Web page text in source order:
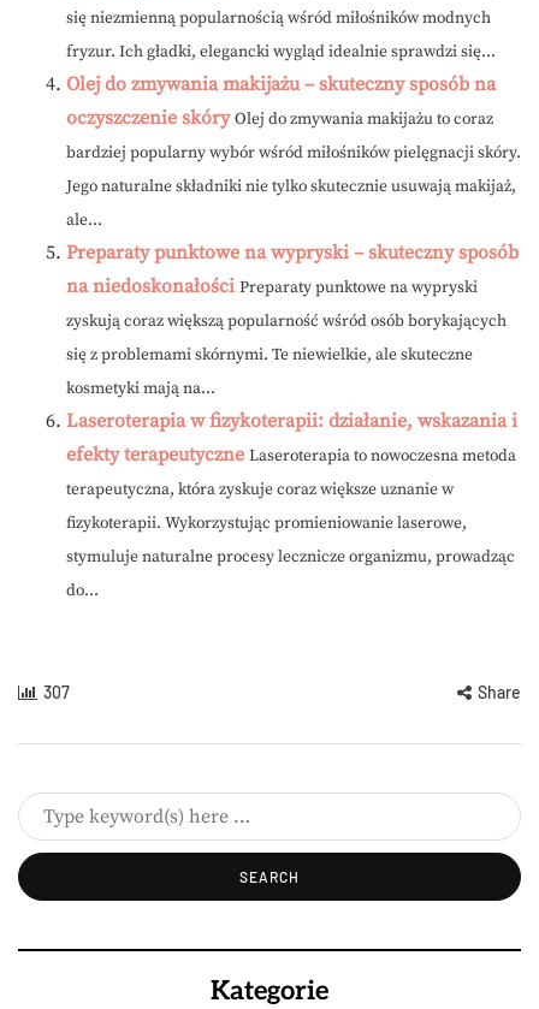
się niezmienną popularnością wśród miłośników modnych
fryzur. Ich gładki, elegancki wygląd idealnie sprawdzi się...
Olej do zmywania makijażu – skuteczny sposób na
oczyszczenie skóry Olej do zmywania makijażu to coraz
bardziej popularny wybór wśród miłośników pielęgnacji skóry.
Jego naturalne składniki nie tylko skutecznie usuwają makijaż,
ale...
Preparaty punktowe na wypryski – skuteczny sposób
na niedoskonałości Preparaty punktowe na wypryski
zyskują coraz większą popularność wśród osób borykających
się z problemami skórnymi. Te niewielkie, ale skuteczne
kosmetyki mają na...
Laseroterapia w fizykoterapii: działanie, wskazania i
efekty terapeutyczne Laseroterapia to nowoczesna metoda
terapeutyczna, która zyskuje coraz większe uznanie w
fizykoterapii. Wykorzystując promieniowanie laserowe,
stymuluje naturalne procesy lecznicze organizmu, prowadząc
do...
307 Share
Kategorie